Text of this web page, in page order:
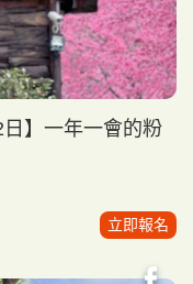
日】一年一會的粉
立即報名